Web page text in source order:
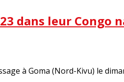
dans leur Congo
à Goma (Nord-Kivu) le